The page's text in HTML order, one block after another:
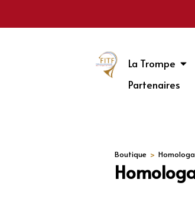
La Trompe
Partenaires
Boutique >